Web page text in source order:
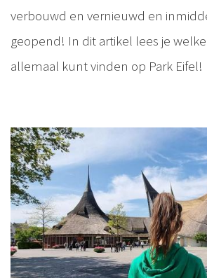
verbouwd en vernieuwd en
geopend! In dit artikel lees je
allemaal kunt vinden op Park Eifel!